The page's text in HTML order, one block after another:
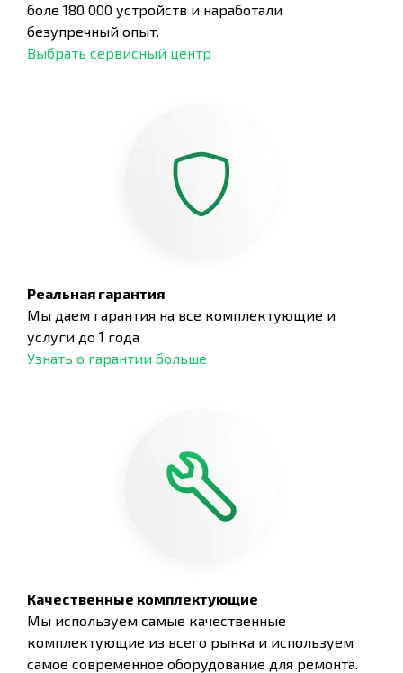
боле 180 000 устройств и наработали
безупречный опыт.
Выбрать сервисный центр
Реальная гарантия
Мы даем гарантия на все комплектующие и
услуги до 1 года
Узнать о гарантии больше
Качественные комплектующие
Мы используем самые качественные
комплектующие из всего рынка и используем
самое современное оборудование для ремонта.